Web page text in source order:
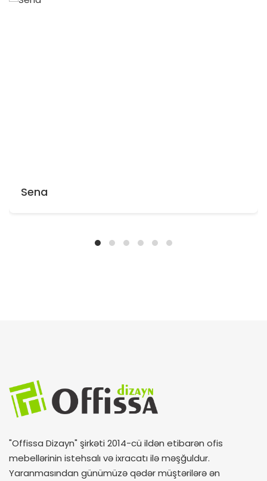
Sena
"Offissa Dizayn" şirkəti 2014-cü ildən etibarən ofis
mebellərinin istehsalı və ixracatı ilə məşğuldur.
Yaranmasından günümüzə qədər müştərilərə ən